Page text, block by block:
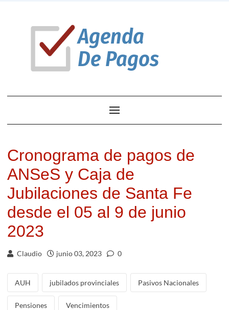
Cronograma de pagos de
ANSeS y Caja de
Jubilaciones de Santa Fe
desde el 05 al 9 de junio
2023
Claudio junio 03, 2023 0
AUH jubilados provinciales Pasivos Nacionales
Pensiones Vencimientos